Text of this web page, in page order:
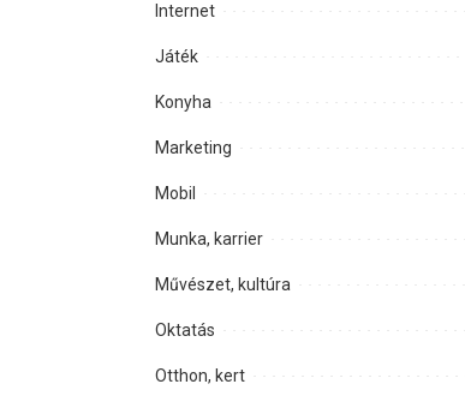
Internet
Játék
Konyha
Marketing
Mobil
Munka, karrier
Művészet, kultúra
Oktatás
Otthon, kert